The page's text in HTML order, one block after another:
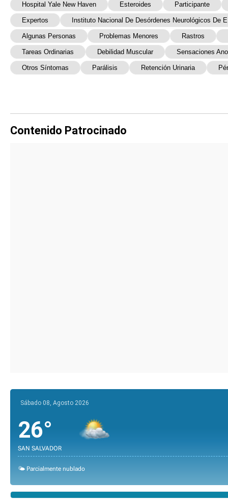
Hospital Yale New Haven Esteroides Participante
Expertos Instituto Nacional De Desórdenes Neurológicos De
Algunas Personas Problemas Menores Rastros
Tareas Ordinarias Debilidad Muscular Sensaciones
Otros Síntomas Parálisis Retención Urinaria
Contenido Patrocinado
Sábado 08, Agosto 2026
26°
SAN SALVADOR
🌤️ Parcialmente nublado